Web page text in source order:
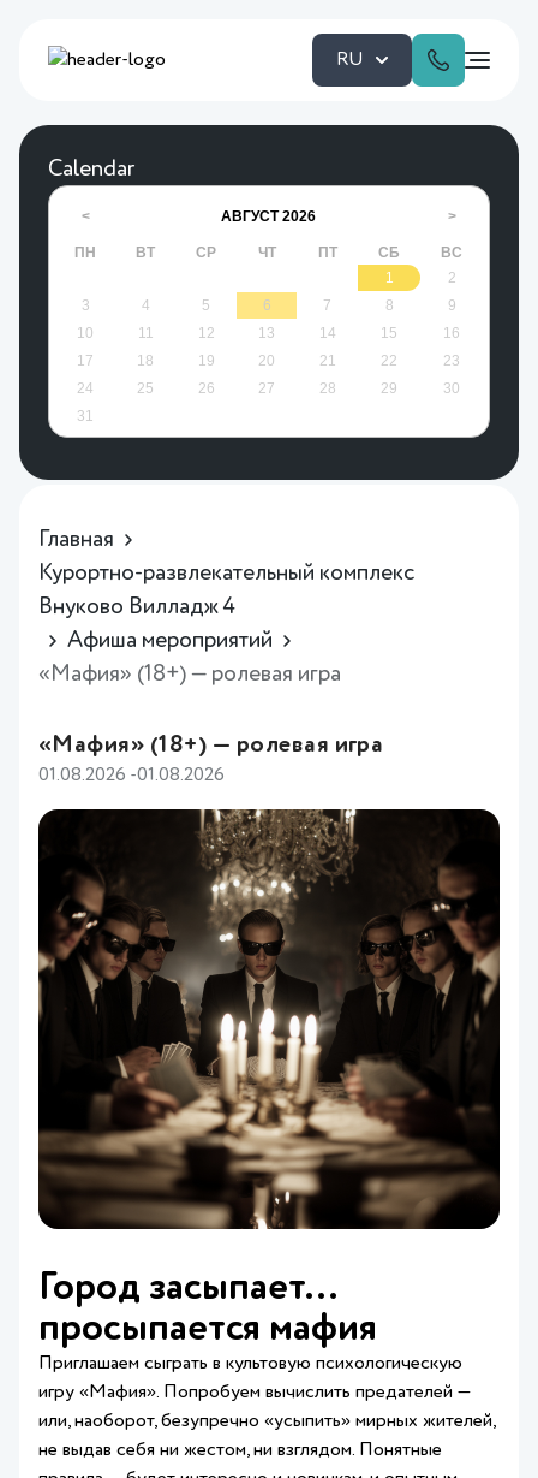
RU
Calendar
< АВГУСТ 2026 >
ПН ВТ СР ЧТ ПТ СБ
ВС
1
2
3
4 5 6 7 8
9
10
11 12 13 14 15
16
17
18 19 20 21 22
23
24
25 26 27 28 29
30
31
Главная
Курортно-развлекательный комплекс
Внуково Вилладж 4
Афиша мероприятий
«Мафия» (18+) — ролевая игра
«Мафия» (18+) — ролевая игра
01.08.2026 -01.08.2026
Город засыпает…
просыпается мафия
Приглашаем сыграть в культовую психологическую
игру «Мафия». Попробуем вычислить предателей —
или, наоборот, безупречно «усыпить» мирных жителей,
не выдав себя ни жестом, ни взглядом. Понятные